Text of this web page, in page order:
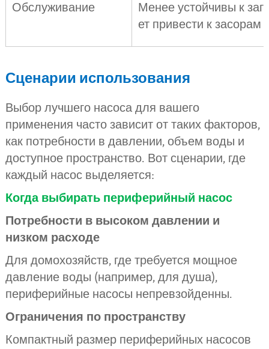
Обслуживание
Менее устойчивы к
ет привести к засорам
Сценарии использования
Выбор лучшего насоса для вашего
применения часто зависит от таких факторов,
как потребности в давлении, объем воды и
доступное пространство. Вот сценарии, где
каждый насос выделяется:
Когда выбирать периферийный насос
Потребности в высоком давлении и
низком расходе
Для домохозяйств, где требуется мощное
давление воды (например, для душа),
периферийные насосы непревзойденны.
Ограничения по пространству
Компактный размер периферийных насосов